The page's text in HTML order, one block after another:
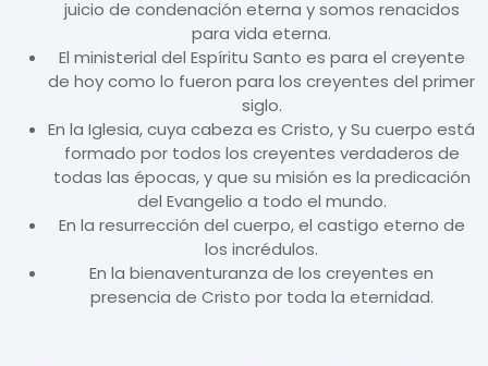
juicio de condenación eterna y somos renacidos
para vida eterna.
El ministerial del Espíritu Santo es para el creyente
de hoy como lo fueron para los creyentes del primer
siglo.
En la Iglesia, cuya cabeza es Cristo, y Su cuerpo está
formado por todos los creyentes verdaderos de
todas las épocas, y que su misión es la predicación
del Evangelio a todo el mundo.
En la resurrección del cuerpo, el castigo eterno de
los incrédulos.
En la bienaventuranza de los creyentes en
presencia de Cristo por toda la eternidad.